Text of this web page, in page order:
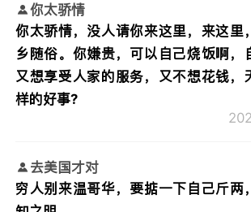
你太骄情
你太骄情，没人请你来这里，来这里
乡随俗。你嫌贵，可以自己烧饭啊，
又想享受人家的服务，又不想花钱，
样的好事?
去美国才对
穷人别来温哥华，要掂一下自己斤两